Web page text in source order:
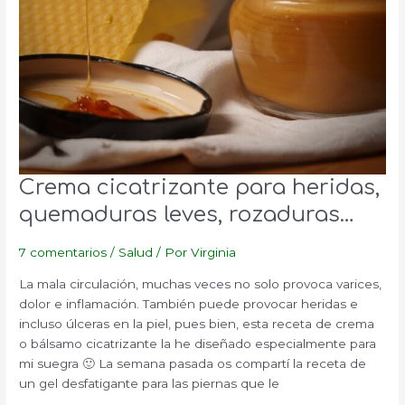
Crema cicatrizante para heridas,
quemaduras leves, rozaduras…
7 comentarios / Salud / PorVirginia
La mala circulación, muchas veces no solo provoca varices,
dolor e inflamación. También puede provocar heridas e
incluso úlceras en la piel, pues bien, esta receta de crema
o bálsamo cicatrizante la he diseñado especialmente para
mi suegra 🙂 La semana pasada os compartí la receta de
un gel desfatigante para las piernas que le